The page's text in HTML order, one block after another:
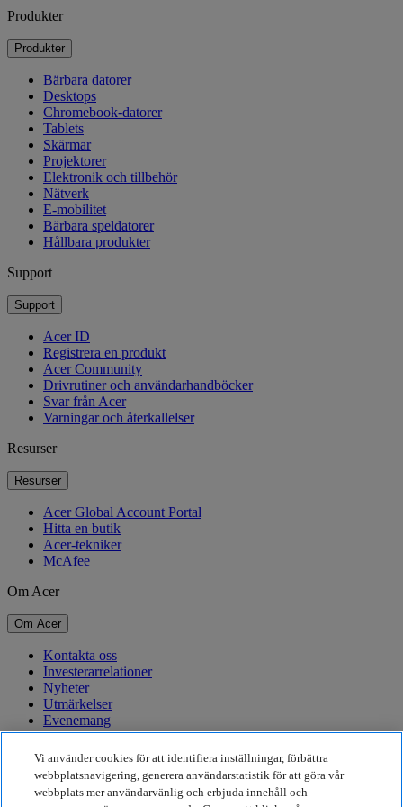
Produkter
Produkter
Bärbara datorer
Desktops
Chromebook-datorer
Tablets
Skärmar
Projektorer
Elektronik och tillbehör
Nätverk
E-mobilitet
Bärbara speldatorer
Hållbara produkter
Support
Support
Acer ID
Registrera en produkt
Acer Community
Drivrutiner och användarhandböcker
Svar från Acer
Varningar och återkallelser
Resurser
Resurser
Acer Global Account Portal
Hitta en butik
Acer-tekniker
McAfee
Om Acer
Om Acer
Kontakta oss
Investerarrelationer
Nyheter
Utmärkelser
Evenemang
Hållbarhet
Hållbarhet
Vi använder cookies för att identifiera inställningar, förbättra
webbplatsnavigering, generera användarstatistik för att göra vår
webbplats mer användarvänlig och erbjuda innehåll och